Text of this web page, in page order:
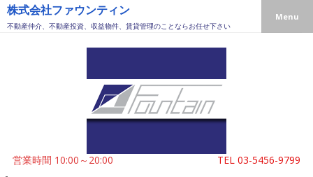
株式会社ファウンティン
不動産仲介、不動産投資、収益物件、賃貸管理のことならお任せ下さい
営業時間 10:00～20:00 TEL 03-5456-9799
Menu